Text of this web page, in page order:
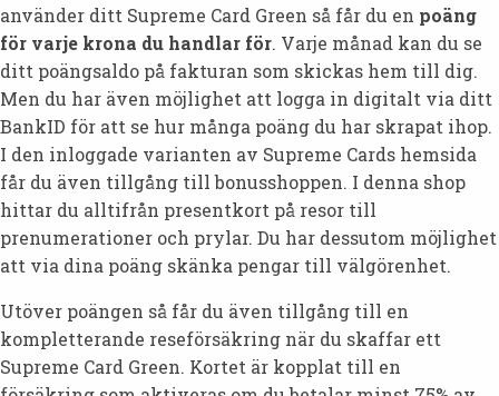
använder ditt Supreme Card Green så får du en poäng
för varje krona du handlar för. Varje månad kan du se
ditt poängsaldo på fakturan som skickas hem till dig.
Men du har även möjlighet att logga in digitalt via ditt
BankID för att se hur många poäng du har skrapat ihop.
I den inloggade varianten av Supreme Cards hemsida
får du även tillgång till bonusshoppen. I denna shop
hittar du alltifrån presentkort på resor till
prenumerationer och prylar. Du har dessutom möjlighet
att via dina poäng skänka pengar till välgörenhet.
Utöver poängen så får du även tillgång till en
kompletterande reseförsäkring när du skaffar ett
Supreme Card Green. Kortet är kopplat till en